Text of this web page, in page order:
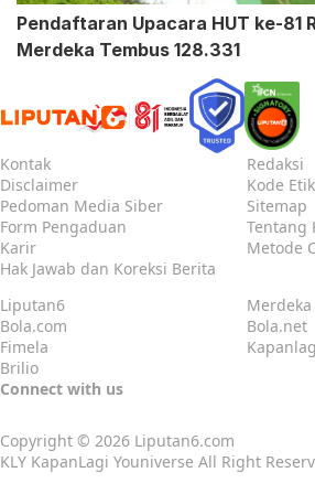
Pendaftaran Upacara HUT ke-81
Merdeka Tembus 128.331
Kontak
Redaksi
Disclaimer
Kode Etik
Pedoman Media Siber
Sitemap
Form Pengaduan
Tentang
Karir
Metode
Hak Jawab dan Koreksi Berita
Liputan6
Merdeka
Bola.com
Bola.net
Fimela
Brilio
Connect with us
Copyright © 2026 Liputan6.com
KLY KapanLagi Youniverse All Right